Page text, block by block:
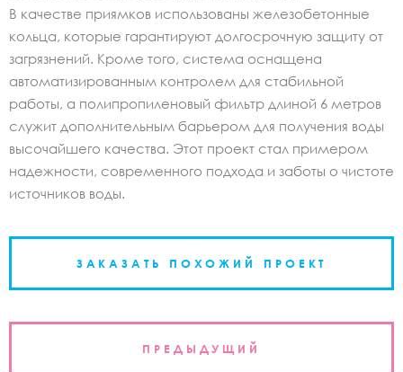
В качестве приямков использованы железобетонные
кольца, которые гарантируют долгосрочную защиту от
загрязнений. Кроме того, система оснащена
автоматизированным контролем для стабильной
работы, а полипропиленовый фильтр длиной 6 метров
служит дополнительным барьером для получения воды
высочайшего качества. Этот проект стал примером
надежности, современного подхода и заботы о чистоте
источников воды.
ЗАКАЗАТЬ ПОХОЖИЙ ПРОЕКТ
Навигация
ПРЕДЫДУЩИЙ